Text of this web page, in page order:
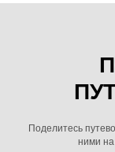
Поделитесь
ними